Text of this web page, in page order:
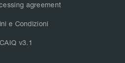
agreement
e Condizioni
CAIQ v3.1